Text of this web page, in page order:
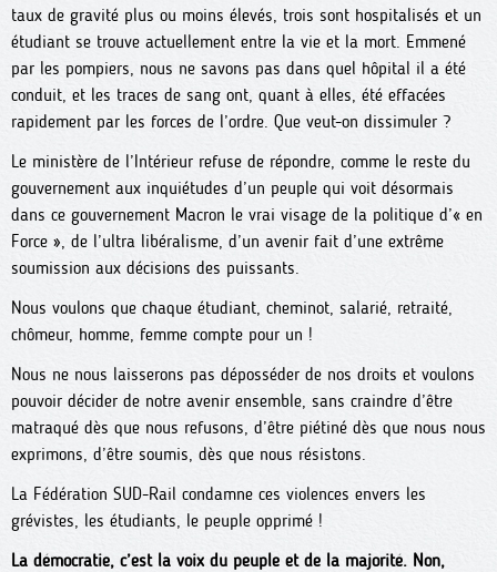
taux de gravité plus ou moins élevés, trois sont hospitalisés et un
étudiant se trouve actuellement entre la vie et la mort. Emmené
par les pompiers, nous ne savons pas dans quel hôpital il a été
conduit, et les traces de sang ont, quant à elles, été effacées
rapidement par les forces de l’ordre. Que veut-on dissimuler ?
Le ministère de l’Intérieur refuse de répondre, comme le reste du
gouvernement aux inquiétudes d’un peuple qui voit désormais
dans ce gouvernement Macron le vrai visage de la politique d’« en
Force », de l’ultra libéralisme, d’un avenir fait d’une extrême
soumission aux décisions des puissants.
Nous voulons que chaque étudiant, cheminot, salarié, retraité,
chômeur, homme, femme compte pour un !
Nous ne nous laisserons pas déposséder de nos droits et voulons
pouvoir décider de notre avenir ensemble, sans craindre d’être
matraqué dès que nous refusons, d’être piétiné dès que nous nous
exprimons, d’être soumis, dès que nous résistons.
La Fédération SUD-Rail condamne ces violences envers les
grévistes, les étudiants, le peuple opprimé !
La démocratie, c’est la voix du peuple et de la majorité. Non,